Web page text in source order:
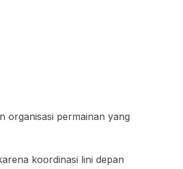
organisasi permainan yang
koordinasi lini depan